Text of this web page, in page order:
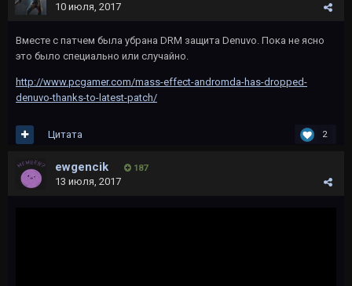
10 июля, 2017
Вместе с патчем была убрана DRM защита Denuvo. Пока не ясно
это было специально или случайно.
http://www.pcgamer.com/mass-effect-andromda-has-dropped-
denuvo-thanks-to-latest-patch/
2
Цитата
ewgencik 187
13 июля, 2017